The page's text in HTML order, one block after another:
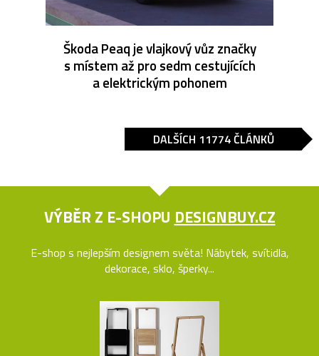
Škoda Peaq je vlajkový vůz značky
s místem až pro sedm cestujících
a elektrickým pohonem
DALŠÍCH 11774 ČLÁNKŮ
VÝBĚR Z E-SHOPU DESIGNBUY.CZ
E-shop s nejlepším designem světa! Nábytek, svítidla,
dekorace, sklo, šperky...